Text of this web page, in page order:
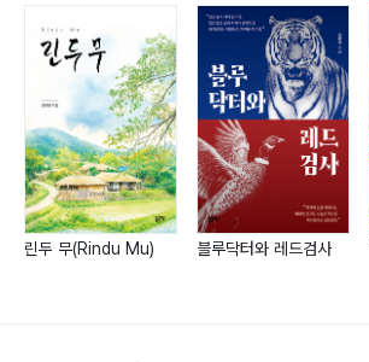
린두 무(Rindu Mu) 블루닥터와 레드검사